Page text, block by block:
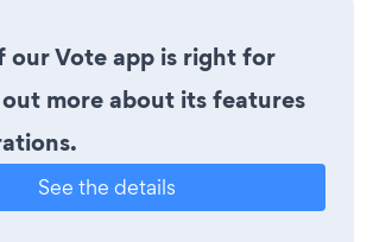
our Vote app is right for
more about its features
See the details